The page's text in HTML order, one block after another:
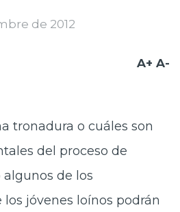
as
de 2012
A+ A-
tronadura o cuáles son
del proceso de
algunos de los
jóvenes loínos podrán